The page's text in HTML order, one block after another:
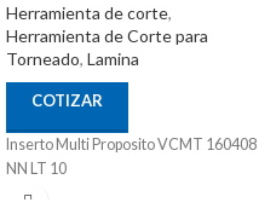
Herramienta de corte,
Herramienta de Corte para
Torneado, Lamina
COTIZAR
Inserto Multi Proposito VCMT 160408
NN LT 10